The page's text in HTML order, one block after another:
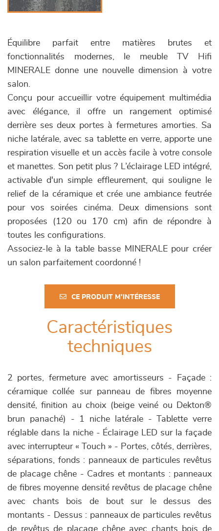
Équilibre parfait entre matières brutes et
fonctionnalités modernes, le meuble TV Hifi
MINERALE donne une nouvelle dimension à votre
salon.
Conçu pour accueillir votre équipement multimédia
avec élégance, il offre un rangement optimisé
derrière ses deux portes à fermetures amorties. Sa
niche latérale, avec sa tablette en verre, apporte une
respiration visuelle et un accès facile à votre console
et manettes. Son petit plus ? L’éclairage LED intégré,
activable d'un simple effleurement, qui souligne le
relief de la céramique et crée une ambiance feutrée
pour vos soirées cinéma. Deux dimensions sont
proposées (120 ou 170 cm) afin de répondre à
toutes les configurations.
Associez-le à la table basse MINERALE pour créer
un salon parfaitement coordonné !
CE PRODUIT M'INTÉRESSE
Caractéristiques
techniques
2 portes, fermeture avec amortisseurs - Façade :
céramique collée sur panneau de fibres moyenne
densité, finition au choix (beige veiné ou Dekton®
brun panaché) - 1 niche latérale - Tablette verre
réglable dans la niche - Éclairage LED sur la façade
avec interrupteur « Touch » - Portes, côtés, derrières,
séparations, fonds : panneaux de particules revêtus
de placage chêne - Cadres et montants : panneaux
de fibres moyenne densité revêtus de placage chêne
avec chants bois de bout sur le dessus des
montants - Dessus : panneaux de particules revêtus
de revêtus de placage chêne avec chants bois de